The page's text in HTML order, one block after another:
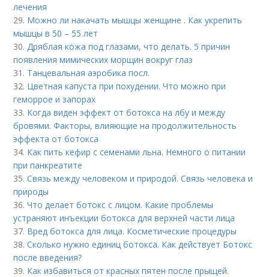
лечения
29. Можно ли накачать мышцы женщине . Как укрепить
мышцы в 50 – 55 лет
30. Дряблая кожа под глазами, что делать. 5 причин
появления мимических морщин вокруг глаз
31. Танцевальная аэробика посл.
32. Цветная капуста при похудении. Что можно при
геморрое и запорах
33. Когда виден эффект от ботокса на лбу и между
бровями. Факторы, влияющие на продолжительность
эффекта от ботокса
34. Как пить кефир с семенами льна. Немного о питании
при панкреатите
35.Связь между человеком и природой. Связь человека и
природы
36.Что делает ботокс с лицом. Какие проблемы
устраняют инъекции ботокса для верхней части лица
37. Вред ботокса для лица. Косметические процедуры
38.Сколько нужно единиц ботокса. Как действует Ботокс
после введения?
39. Как избавиться от красных пятен после прыщей.